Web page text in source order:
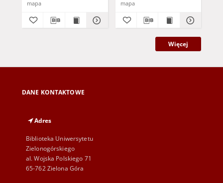
mapa
kartograficzny]
mapa
Więcej
DANE KONTAKTOWE
Adres
Biblioteka Uniwersytetu
Zielonogórskiego
al. Wojska Polskiego 71
65-762 Zielona Góra